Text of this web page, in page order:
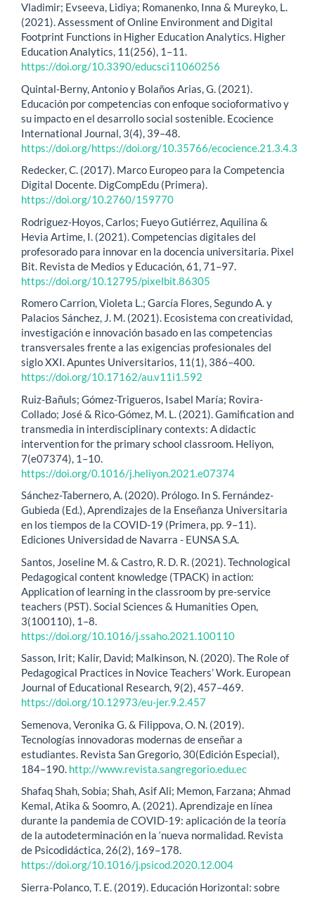
Vladimir; Evseeva, Lidiya; Romanenko, Inna & Mureyko, L.
(2021). Assessment of Online Environment and Digital
Footprint Functions in Higher Education Analytics. Higher
Education Analytics, 11(256), 1–11.
https://doi.org/10.3390/educsci11060256
Quintal-Berny, Antonio y Bolaños Arias, G. (2021).
Educación por competencias con enfoque socioformativo y
su impacto en el desarrollo social sostenible. Ecocience
International Journal, 3(4), 39–48.
https://doi.org/https://doi.org/10.35766/ecocience.21.3.4.3
Redecker, C. (2017). Marco Europeo para la Competencia
Digital Docente. DigCompEdu (Primera).
https://doi.org/10.2760/159770
Rodriguez-Hoyos, Carlos; Fueyo Gutiérrez, Aquilina &
Hevia Artime, I. (2021). Competencias digitales del
profesorado para innovar en la docencia universitaria. Pixel
Bit. Revista de Medios y Educación, 61, 71–97.
https://doi.org/10.12795/pixelbit.86305
Romero Carrion, Violeta L.; García Flores, Segundo A. y
Palacios Sánchez, J. M. (2021). Ecosistema con creatividad,
investigación e innovación basado en las competencias
transversales frente a las exigencias profesionales del
siglo XXI. Apuntes Universitarios, 11(1), 386–400.
https://doi.org/10.17162/au.v11i1.592
Ruiz-Bañuls; Gómez-Trigueros, Isabel María; Rovira-
Collado; José & Rico-Gómez, M. L. (2021). Gamification and
transmedia in interdisciplinary contexts: A didactic
intervention for the primary school classroom. Heliyon,
7(e07374), 1–10.
https://doi.org/0.1016/j.heliyon.2021.e07374
Sánchez-Tabernero, A. (2020). Prólogo. In S. Fernández-
Gubieda (Ed.), Aprendizajes de la Enseñanza Universitaria
en los tiempos de la COVID-19 (Primera, pp. 9–11).
Ediciones Universidad de Navarra - EUNSA S.A.
Santos, Joseline M. & Castro, R. D. R. (2021). Technological
Pedagogical content knowledge (TPACK) in action:
Application of learning in the classroom by pre-service
teachers (PST). Social Sciences & Humanities Open,
3(100110), 1–8.
https://doi.org/10.1016/j.ssaho.2021.100110
Sasson, Irit; Kalir, David; Malkinson, N. (2020). The Role of
Pedagogical Practices in Novice Teachers’ Work. European
Journal of Educational Research, 9(2), 457–469.
https://doi.org/10.12973/eu-jer.9.2.457
Semenova, Veronika G. & Filippova, O. N. (2019).
Tecnologías innovadoras modernas de enseñar a
estudiantes. Revista San Gregorio, 30(Edición Especial),
184–190. http://www.revista.sangregorio.edu.ec
Shafaq Shah, Sobia; Shah, Asif Ali; Memon, Farzana; Ahmad
Kemal, Atika & Soomro, A. (2021). Aprendizaje en línea
durante la pandemia de COVID-19: aplicación de la teoría
de la autodeterminación en la ‘nueva normalidad. Revista
de Psicodidáctica, 26(2), 169–178.
https://doi.org/10.1016/j.psicod.2020.12.004
Sierra-Polanco, T. E. (2019). Educación Horizontal: sobre